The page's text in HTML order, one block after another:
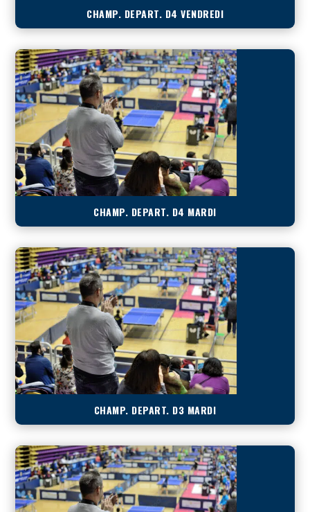
CHAMP. DEPART. D4 VENDREDI
CHAMP. DEPART. D4 MARDI
CHAMP. DEPART. D3 MARDI